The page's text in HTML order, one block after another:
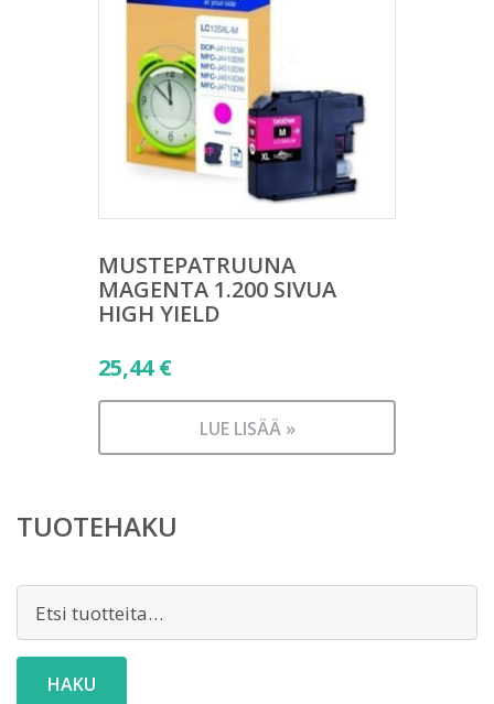
MUSTEPATRUUNA
MAGENTA 1.200 SIVUA
HIGH YIELD
25,44€
LUE LISÄÄ »
TUOTEHAKU
HAKU